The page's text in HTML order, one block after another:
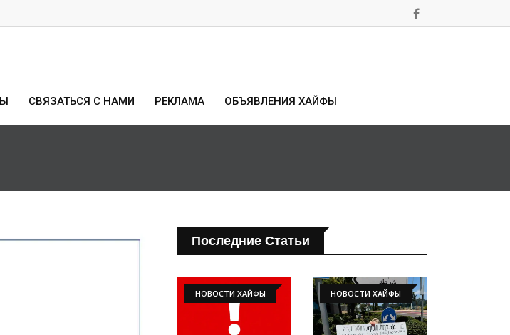
СВЯЗАТЬСЯ С НАМИ РЕКЛАМА ОБЪЯВЛЕНИЯ ХАЙФЫ
Последние Статьи
НОВОСТИ ХАЙФЫ НОВОСТИ ХАЙФЫ